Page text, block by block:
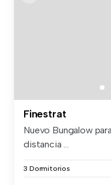
Finestrat
Nuevo Bungalow
distancia ...
3 Dormitorios